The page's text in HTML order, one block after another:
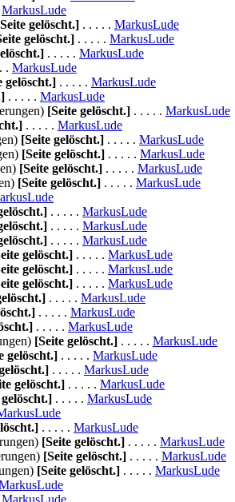
MarkusLude
gelöscht.] . . . . . MarkusLude
gelöscht.] . . . . . MarkusLude
. . . . . MarkusLude
. MarkusLude
gelöscht.] . . . . . MarkusLude
. . . . . MarkusLude
[Seite gelöscht.] . . . . . MarkusLude
. . . . . MarkusLude
[Seite gelöscht.] . . . . . MarkusLude
[Seite gelöscht.] . . . . . MarkusLude
[Seite gelöscht.] . . . . . MarkusLude
[Seite gelöscht.] . . . . . MarkusLude
. . . . . MarkusLude
. . . . . MarkusLude
. . . . . MarkusLude
gelöscht.] . . . . . MarkusLude
gelöscht.] . . . . . MarkusLude
gelöscht.] . . . . . MarkusLude
. . . . . MarkusLude
. . . . . MarkusLude
. . . . . MarkusLude
[Seite gelöscht.] . . . . . MarkusLude
gelöscht.] . . . . . MarkusLude
. . . . . MarkusLude
gelöscht.] . . . . . MarkusLude
. . . . . MarkusLude
. . . . . MarkusLude
[Seite gelöscht.] . . . . . MarkusLude
[Seite gelöscht.] . . . . . MarkusLude
[Seite gelöscht.] . . . . . MarkusLude
MarkusLude